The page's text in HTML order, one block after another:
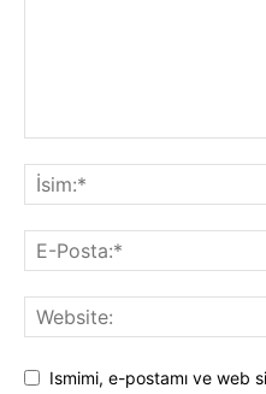
Ismimi, e-postamı ve web